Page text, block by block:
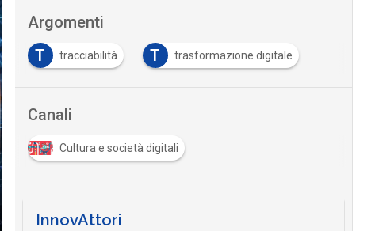
Argomenti
T
tracciabilità T trasformazione digitale
Canali
Cultura e società digitali
InnovAttori